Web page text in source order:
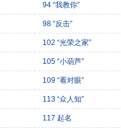
94 “我教你”
98 “反击”
102 “光荣之家”
105 “小葫芦”
109 “看对眼”
113 “众人知”
117 起名